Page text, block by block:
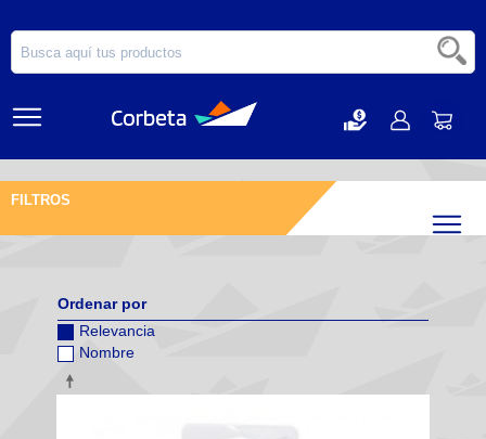
FILTROS
Ordenar por
Relevancia
Nombre